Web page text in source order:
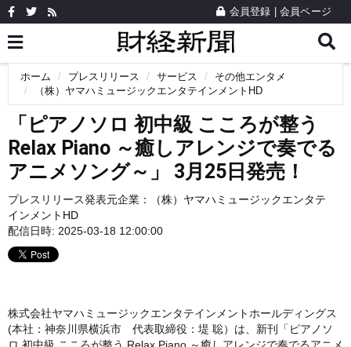
会員登録 会員ページ
ホーム プレスリリース サービス
その他エンタメ
（株）ヤマハミュージックエンタテインメントHD
「ピアノソロ 初中級 こころが整う
Relax Piano ～癒しアレンジで奏でる
アニメソング～」 3月25日発売！
プレスリリース発表元企業：
（株）ヤマハミュージックエンタテ
インメントHD
配信日時: 2025-03-18 12:00:00
株式会社ヤマハミュージックエンタテインメントホールディングス
(本社：神奈川県横浜市 代表取締役：堤 聡）は、新刊「ピアノソ